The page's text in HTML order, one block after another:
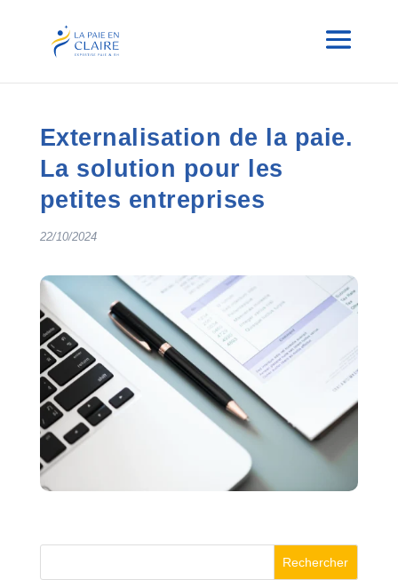
Externalisation de la paie.
La solution pour les
petites entreprises
22/10/2024
Rechercher